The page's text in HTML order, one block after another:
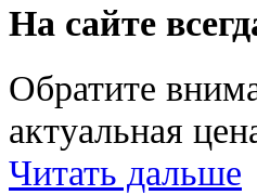
На сайте
Обратите
актуальная
Читать дальше